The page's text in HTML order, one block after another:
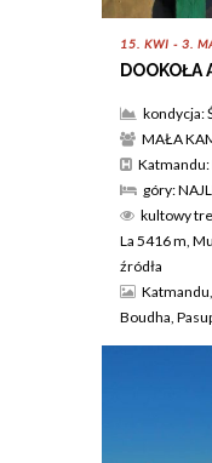
15. KWI - 3.
DOOKOŁA
kondycja:
MAŁA
Katmandu:
góry:
kultowy
La 5416 m,
źródła
Boudha,